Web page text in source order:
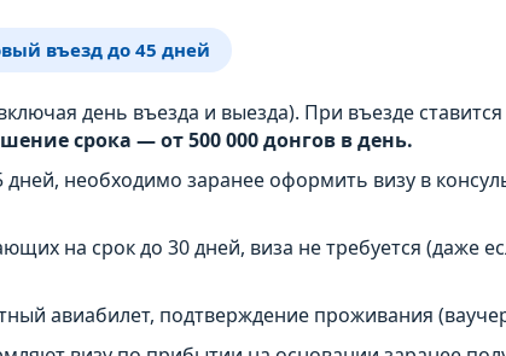
въезд до 45 дней
день въезда и выезда). При въезде
срока — от 500 000 донгов в день.
необходимо заранее оформить визу в
на срок до 30 дней, виза не требуется (даже
авиабилет, подтверждение проживания